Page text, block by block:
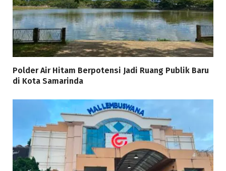
Polder Air Hitam Berpotensi Jadi Ruang Publik Baru
di Kota Samarinda